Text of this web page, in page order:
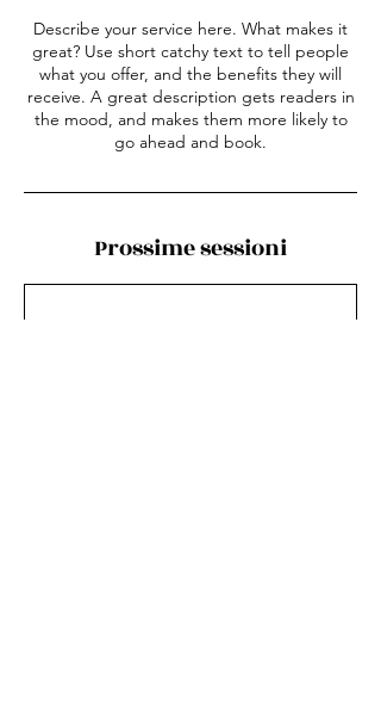
Describe your service here. What makes it
great? Use short catchy text to tell people
what you offer, and the benefits they will
receive. A great description gets readers in
the mood, and makes them more likely to
go ahead and book.
Prossime sessioni